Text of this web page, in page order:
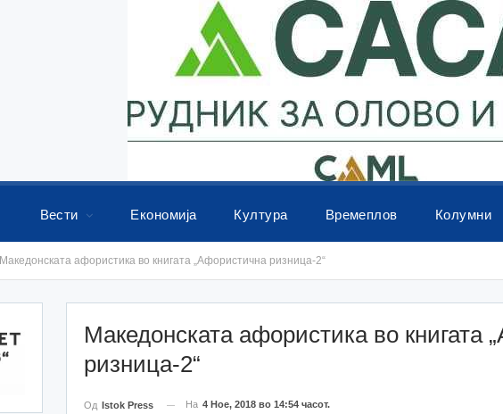
Вести Економија Култура Времеплов Колумни
Македонската афористика во книгата „Афористична ризница-2“
Македонската афористика во книгата
ризница-2“
Од Istok Press На 4 Ное, 2018 во 14:54 часот.